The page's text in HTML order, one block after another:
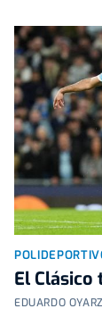
El
EDUARDO